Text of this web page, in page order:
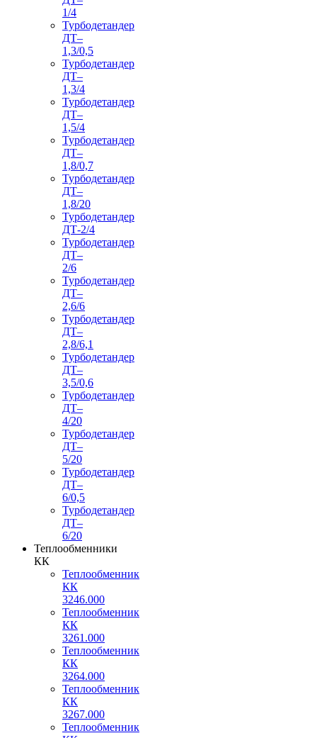
1/4
Турбодетандер
ДТ–
1,3/0,5
Турбодетандер
ДТ–
1,3/4
Турбодетандер
ДТ–
1,5/4
Турбодетандер
ДТ–
1,8/0,7
Турбодетандер
ДТ–
1,8/20
Турбодетандер
ДТ-2/4
Турбодетандер
ДТ–
2/6
Турбодетандер
ДТ–
2,6/6
Турбодетандер
ДТ–
2,8/6,1
Турбодетандер
ДТ–
3,5/0,6
Турбодетандер
ДТ–
4/20
Турбодетандер
ДТ–
5/20
Турбодетандер
ДТ–
6/0,5
Турбодетандер
ДТ–
6/20
Теплообменники
КК
Теплообменник
КК
3246.000
Теплообменник
КК
3261.000
Теплообменник
КК
3264.000
Теплообменник
КК
3267.000
Теплообменник